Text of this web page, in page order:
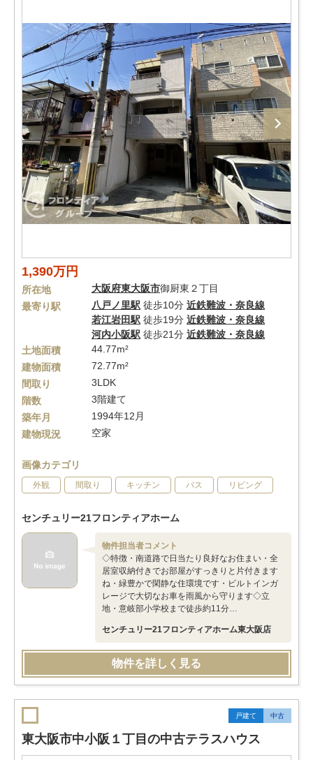
1,390万円
所在地 大阪府東大阪市御厨東２丁目
最寄り駅
八戸ノ里駅 徒歩10分 近鉄難波・奈良線
若江岩田駅 徒歩19分 近鉄難波・奈良線
河内小阪駅 徒歩21分 近鉄難波・奈良線
土地面積
44.77m²
建物面積
72.77m²
間取り
3LDK
階数
3階建て
築年月
1994年12月
建物現況
空家
画像カテゴリ
外観 間取り キッチン バス リビング
センチュリー21フロンティアホーム
物件担当者コメント
◇特徴・南道路で日当たり良好なお住まい・全
居室収納付きでお部屋がすっきりと片付きます
ね・緑豊かで閑静な住環境です・ビルトインガ
レージで大切なお車を雨風から守ります◇立
地・意岐部小学校まで徒歩約11分…
センチュリー21フロンティアホーム東大阪店
物件を詳しく見る
戸建て 中古
東大阪市中小阪１丁目の中古テラスハウス